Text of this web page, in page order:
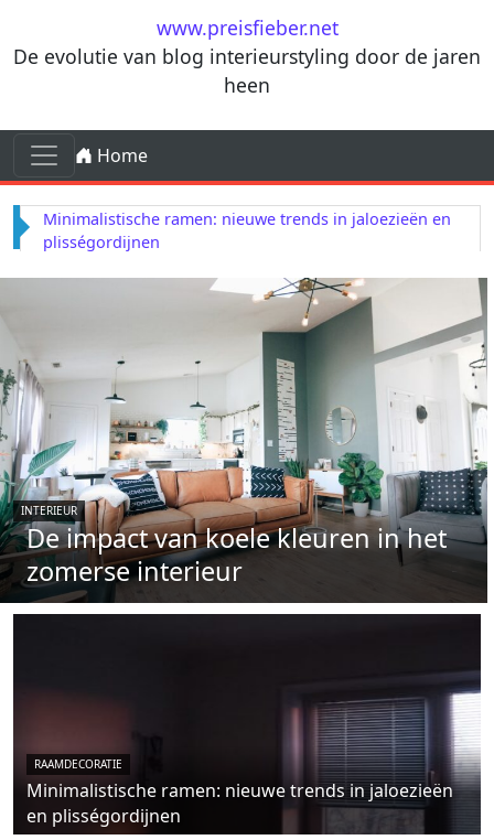
Ga naar de inhoudwww.preisfieber.net
De evolutie van blog interieurstyling door de jaren
heen
Ga naar de inhoud
Hoofdnavigatie
Home
Minimalistische ramen: nieuwe trends in jaloezieën en
plisségordijnen
INTERIEUR
De impact van koele kleuren in het
zomerse interieur
RAAMDECORATIE
Minimalistische ramen: nieuwe trends in jaloezieën
en plisségordijnen